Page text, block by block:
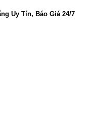
Uy Tín, Báo Giá 24/7